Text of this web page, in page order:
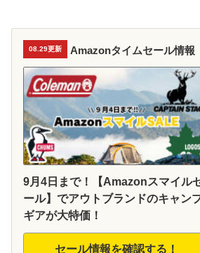
08.29更新 Amazonタイムセール情報
9月4日まで！【Amazonスマイル
ール】でアウトブランドのキャン
ギアが大特価！
セール情報を確認する！